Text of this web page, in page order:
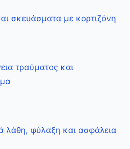
σκευάσματα με κορτιζόνη
τραύματος και
λάθη, φύλαξη και ασφάλεια